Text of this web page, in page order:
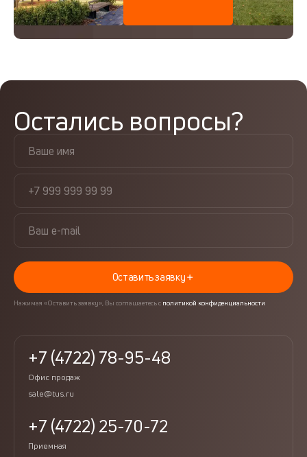
Остались вопросы?
Оставить заявку
Нажимая «Оставить заявку», Вы соглашаетесь с политикой конфиденциальности
+7 (4722) 78-95-48
Офис продаж
+7 (4722) 25-70-72
Приемная
sale@tus.ru